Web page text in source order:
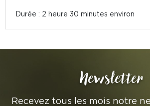
Durée : 2 heure 30 minutes environ
Newsletter
Recevez tous les mois notre